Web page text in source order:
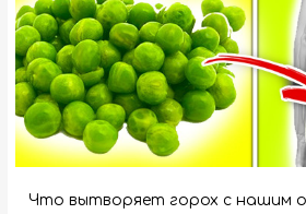
Что вытворяет горох с нашим